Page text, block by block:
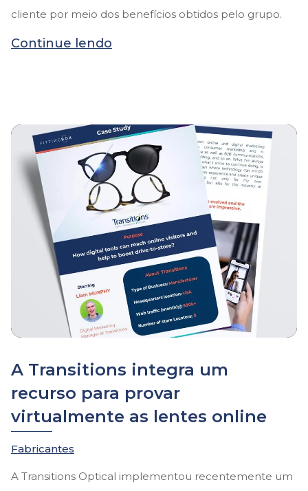
cliente por meio dos benefícios obtidos pelo grupo.
Continue lendo
A Transitions integra um
recurso para provar
virtualmente as lentes online
Fabricantes
A Transitions Optical implementou recentemente um